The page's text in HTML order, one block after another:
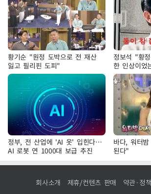
황기순 "원정 도박으로 전 재산
잃고 필리핀 도피"
정보석 "황
한 인상이
정부, 전 산업에 'AI 옷' 입힌다…
AI 로봇 연 1000대 보급 추진
바다, 워터
된다"
회사소개 제휴/컨텐츠 판매 약관·정책